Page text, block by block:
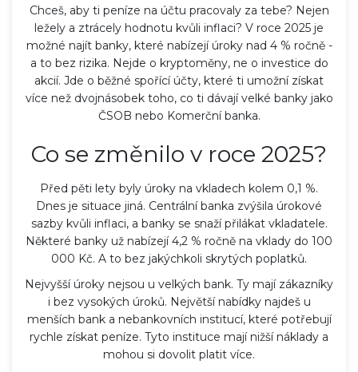
Chceš, aby ti peníze na účtu pracovaly za tebe? Nejen
ležely a ztrácely hodnotu kvůli inflaci? V roce 2025 je
možné najít banky, které nabízejí úroky nad 4 % ročně -
a to bez rizika. Nejde o kryptoměny, ne o investice do
akcií. Jde o běžné spořící účty, které ti umožní získat
více než dvojnásobek toho, co ti dávají velké banky jako
ČSOB nebo Komerční banka.
Co se změnilo v roce 2025?
Před pěti lety byly úroky na vkladech kolem 0,1 %.
Dnes je situace jiná. Centrální banka zvýšila úrokové
sazby kvůli inflaci, a banky se snaží přilákat vkladatele.
Některé banky už nabízejí 4,2 % ročně na vklady do 100
000 Kč. A to bez jakýchkoli skrytých poplatků.
Nejvyšší úroky nejsou u velkých bank. Ty mají zákazníky
i bez vysokých úroků. Největší nabídky najdeš u
menších bank a nebankovních institucí, které potřebují
rychle získat peníze. Tyto instituce mají nižší náklady a
mohou si dovolit platit více.